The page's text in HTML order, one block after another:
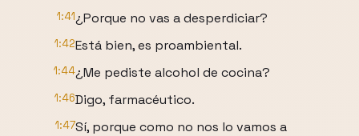
1:41¿Porque no vas a desperdiciar?
1:42Está bien, es proambiental.
1:44¿Me pediste alcohol de cocina?
1:46Digo, farmacéutico.
1:47Sí, porque como no nos lo vamos a